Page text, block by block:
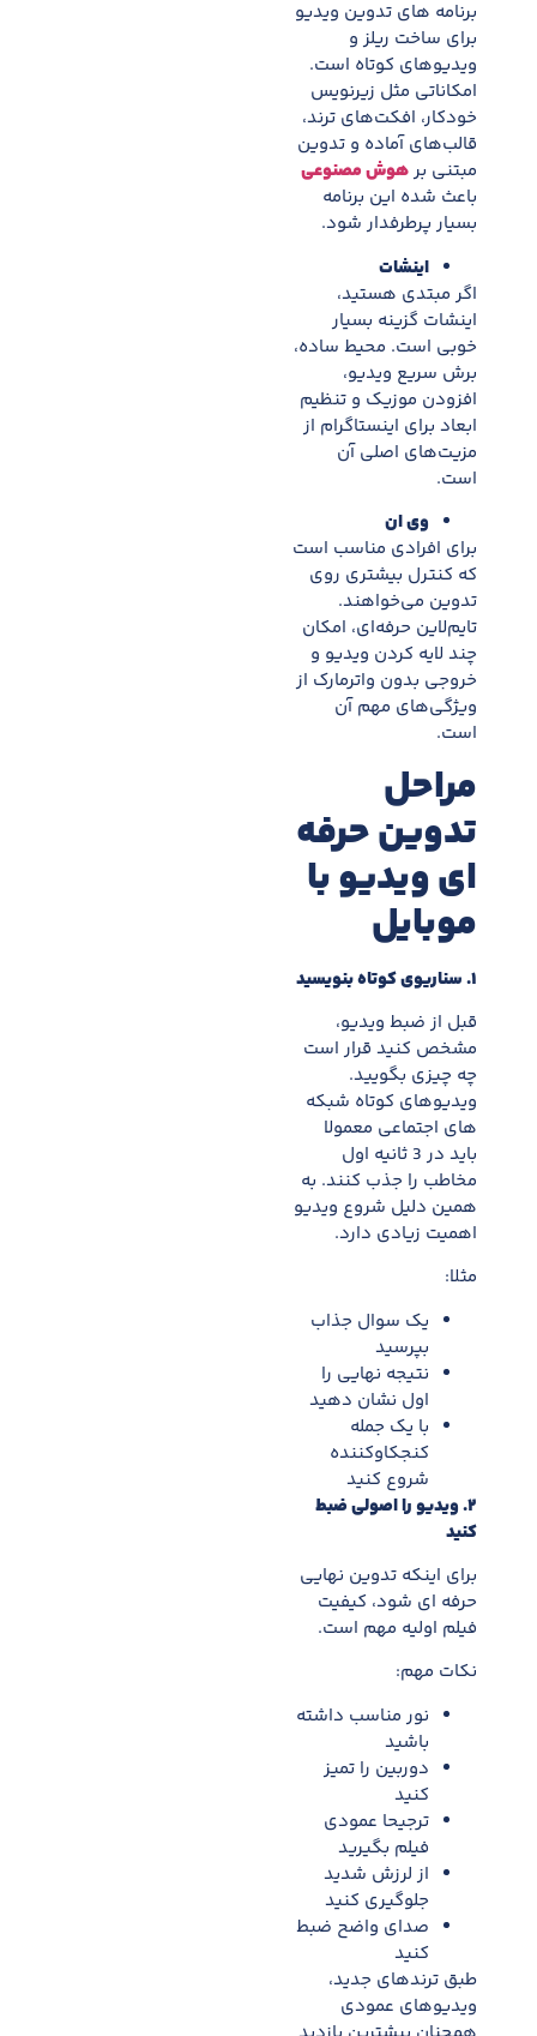
برنامه های تدوین ویدیو
برای ساخت ریلز و
ویدیوهای کوتاه است.
امکاناتی مثل زیرنویس
خودکار، افکت‌های ترند،
قالب‌های آماده و تدوین
مبتنی برهوش مصنوعی
باعث شده این برنامه
بسیار پرطرفدار شود.
اینشات
اگر مبتدی هستید،
اینشات گزینه بسیار
خوبی است. محیط ساده،
برش سریع ویدیو،
افزودن موزیک و تنظیم
ابعاد برای اینستاگرام از
مزیت‌های اصلی آن
است.
وی ان
برای افرادی مناسب است
که کنترل بیشتری روی
تدوین می‌خواهند.
تایم‌لاین حرفه‌ای، امکان
چند لایه کردن ویدیو و
خروجی بدون واترمارک از
ویژگی‌های مهم آن
است.
مراحل
تدوین حرفه
ای ویدیو با
موبایل
۱.سناریوی کوتاه بنویسید
قبل از ضبط ویدیو،
مشخص کنید قرار است
چه چیزی بگویید.
ویدیوهای کوتاه شبکه
های اجتماعی معمولا
باید در 3 ثانیه اول
مخاطب را جذب کنند. به
همین دلیل شروع ویدیو
اهمیت زیادی دارد.
مثلا:
یک سوال جذاب
بپرسید
نتیجه نهایی را
اول نشان دهید
با یک جمله
کنجکاوکننده
شروع کنید
۲.ویدیو را اصولی ضبط
کنید
برای اینکه تدوین نهایی
حرفه ای شود، کیفیت
فیلم اولیه مهم است.
نکات مهم:
نور مناسب داشته
باشید
دوربین را تمیز
کنید
ترجیحا عمودی
فیلم بگیرید
از لرزش شدید
جلوگیری کنید
صدای واضح ضبط
کنید
طبق ترندهای جدید،
ویدیوهای عمودی